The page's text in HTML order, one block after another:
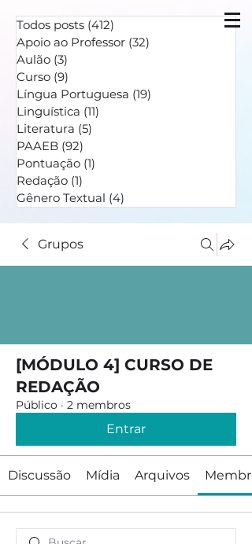
Todos posts (412)
Apoio ao Professor (32)
Aulão (3)
Curso (9)
Língua Portuguesa (19)
Linguística (11)
Literatura (5)
PAAEB (92)
Pontuação (1)
Redação (1)
Gênero Textual (4)
Grupos
[MÓDULO 4] CURSO DE
REDAÇÃO
Público · 2 membros
Entrar
Discussão Mídia Arquivos